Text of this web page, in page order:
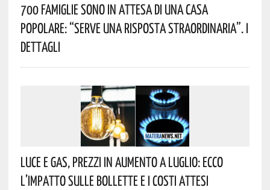
700 Famiglie Sono In Attesa Di Una Casa
Popolare: “serve Una Risposta Straordinaria”. I
Dettagli
Luce E Gas, Prezzi In Aumento A Luglio: Ecco
L’impatto Sulle Bollette E I Costi Attesi